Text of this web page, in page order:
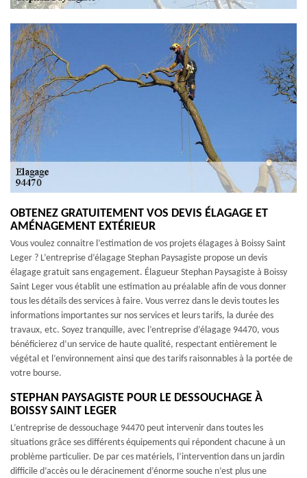
OBTENEZ GRATUITEMENT VOS DEVIS ÉLAGAGE ET
AMÉNAGEMENT EXTÉRIEUR
Vous voulez connaitre l’estimation de vos projets élagages à Boissy Saint
Leger ? L’entreprise d’élagage Stephan Paysagiste propose un devis
élagage gratuit sans engagement. Élagueur Stephan Paysagiste à Boissy
Saint Leger vous établit une estimation au préalable afin de vous donner
tous les détails des services à faire. Vous verrez dans le devis toutes les
informations importantes sur nos services et leurs tarifs, la durée des
travaux, etc. Soyez tranquille, avec l’entreprise d’élagage 94470, vous
bénéficierez d’un service de haute qualité, respectant entièrement le
végétal et l’environnement ainsi que des tarifs raisonnables à la portée de
votre bourse.
STEPHAN PAYSAGISTE POUR LE DESSOUCHAGE À
BOISSY SAINT LEGER
L’entreprise de dessouchage 94470 peut intervenir dans toutes les
situations grâce ses différents équipements qui répondent chacune à un
problème particulier. De par ces matériels, l’intervention dans un jardin
difficile d’accès ou le déracinement d’énorme souche n’est plus une